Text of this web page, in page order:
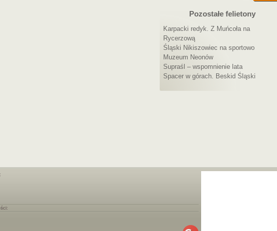
Pozostałe felietony
Karpacki redyk. Z Muńcoła na
Rycerzową
Śląski Nikiszowiec na sportowo
Muzeum Neonów
Supraśl – wspomnienie lata
Spacer w górach. Beskid Śląski